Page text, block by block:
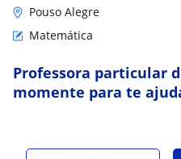
Pouso Alegre
Matemática
Professora particular
momente para te